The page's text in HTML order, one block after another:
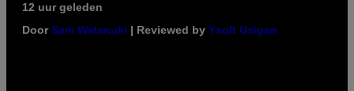
12 uur geleden
DoorSam Watanuki | Reviewed by Ysolt Usigan